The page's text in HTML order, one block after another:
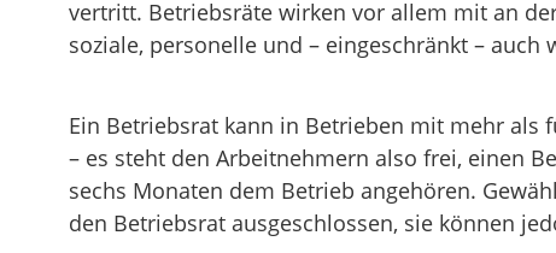
vertritt. Betriebsräte wirken vor allem mit an
soziale, personelle und – eingeschränkt –
Ein Betriebsrat kann in Betrieben mit mehr
– es steht den Arbeitnehmern also frei, einen
sechs Monaten dem Betrieb angehören.
den Betriebsrat ausgeschlossen, sie können